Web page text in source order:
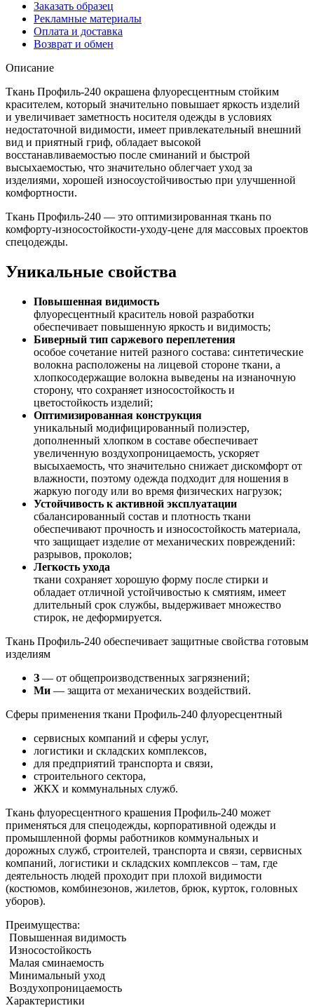
Заказать образец
Рекламные материалы
Оплата и доставка
Возврат и обмен
Описание
Ткань Профиль-240 окрашена флуоресцентным стойким
красителем, который значительно повышает яркость изделий
и увеличивает заметность носителя одежды в условиях
недостаточной видимости, имеет привлекательный внешний
вид и приятный гриф, обладает высокой
восстанавливаемостью после сминаний и быстрой
высыхаемостью, что значительно облегчает уход за
изделиями, хорошей износоустойчивостью при улучшенной
комфортности.
Ткань Профиль-240 — это оптимизированная ткань по
комфорту-износостойкости-уходу-цене для массовых проектов
спецодежды.
Уникальные свойства
Повышенная видимость
флуоресцентный краситель новой разработки
обеспечивает повышенную яркость и видимость;
Биверный тип саржевого переплетения
особое сочетание нитей разного состава: синтетические
волокна расположены на лицевой стороне ткани, а
хлопкосодержащие волокна выведены на изнаночную
сторону, что сохраняет износостойкость и
цветостойкость изделий;
Оптимизированная конструкция
уникальный модифицированный полиэстер,
дополненный хлопком в составе обеспечивает
увеличенную воздухопроницаемость, ускоряет
высыхаемость, что значительно снижает дискомфорт от
влажности, поэтому одежда подходит для ношения в
жаркую погоду или во время физических нагрузок;
Устойчивость к активной эксплуатации
сбалансированный состав и плотность ткани
обеспечивают прочность и износостойкость материала,
что защищает изделие от механических повреждений:
разрывов, проколов;
Легкость ухода
ткани сохраняет хорошую форму после стирки и
обладает отличной устойчивостью к смятиям, имеет
длительный срок службы, выдерживает множество
стирок, не деформируется.
Ткань Профиль-240 обеспечивает защитные свойства готовым
изделиям
З — от общепроизводственных загрязнений;
Ми — защита от механических воздействий.
Сферы применения ткани Профиль-240 флуоресцентный
сервисных компаний и сферы услуг,
логистики и складских комплексов,
для предприятий транспорта и связи,
строительного сектора,
ЖКХ и коммунальных служб.
Ткань флуоресцентного крашения Профиль-240 может
применяться для спецодежды, корпоративной одежды и
промышленной формы работников коммунальных и
дорожных служб, строителей, транспорта и связи, сервисных
компаний, логистики и складских комплексов – там, где
деятельность людей проходит при плохой видимости
(костюмов, комбинезонов, жилетов, брюк, курток, головных
уборов).
Преимущества:
Повышенная видимость
Износостойкость
Малая сминаемость
Минимальный уход
Воздухопроницаемость
Характеристики